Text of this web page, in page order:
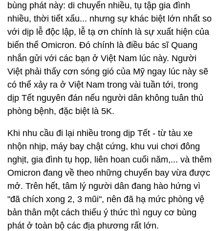
bùng phát này: di chuyển nhiều, tụ tập gia đình
nhiều, thời tiết xấu... nhưng sự khác biệt lớn nhất so
với dịp lễ độc lập, lễ tạ ơn chính là sự xuất hiện của
biến thể Omicron. Đó chính là điều bác sĩ Quang
nhắn gửi với các bạn ở Việt Nam lúc này. Người
Việt phải thấy cơn sóng gió của Mỹ ngay lúc này sẽ
có thể xảy ra ở Việt Nam trong vài tuần tới, trong
dịp Tết nguyên đán nếu người dân không tuân thủ
phòng bệnh, đặc biệt là 5K.
Khi nhu cầu đi lại nhiều trong dịp Tết - từ tàu xe
nhộn nhịp, máy bay chật cứng, khu vui chơi đông
nghịt, gia đình tụ họp, liên hoan cuối năm,... và thêm
Omicron đang về theo những chuyến bay vừa được
mở. Trên hết, tâm lý người dân đang hào hứng vì
"đã chích xong 2, 3 mũi", nên đã hạ mức phòng vệ
bản thân một cách thiếu ý thức thì nguy cơ bùng
phát ở toàn bộ các địa phương rất lớn.